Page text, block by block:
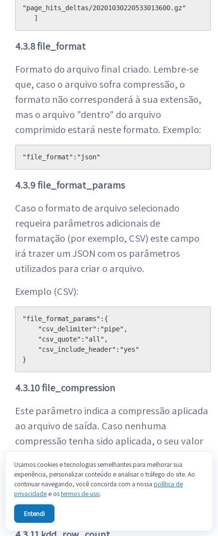
"page_hits_deltas/20201030220533013600.gz"
   ]
4.3.8 file_format
Formato do arquivo final criado. Lembre-se
que, caso o arquivo sofra compressão, o
formato não corresponderá à sua extensão,
mas o arquivo "dentro" do arquivo
comprimido estará neste formato. Exemplo:
"file_format":"json"
4.3.9 file_format_params
Caso o formato de arquivo selecionado
requeira parâmetros adicionais de
formatação (por exemplo, CSV) este campo
irá trazer um JSON com os parâmetros
utilizados para criar o arquivo.
Exemplo (CSV):
"file_format_params":{
}
4.3.10 file_compression
Este parâmetro indica a compressão aplicada
ao arquivo de saída. Caso nenhuma
compressão tenha sido aplicada, o seu valor
Exemplo:
"file_compression":"gzip"
Usamos cookies e tecnologias semelhantes para melhorar sua
experiência, personalizar conteúdo e analisar o tráfego do site. Ao
continuar navegando, você concorda com a nossa política de
privacidade e ostermos de uso.
Entendi